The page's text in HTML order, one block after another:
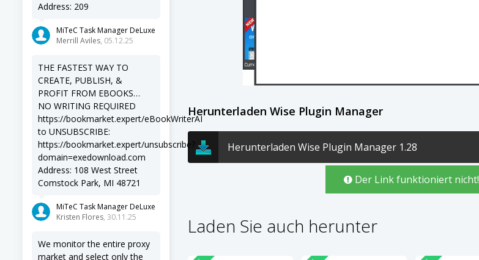
Address: 209
MiTeC Task Manager DeLuxe
Merrill Aviles, 05.12.25
THE FASTEST WAY TO
CREATE, PUBLISH, &
PROFIT FROM EBOOKS…
NO WRITING REQUIRED
https://bookmarket.expert/eBookWriterAI
to UNSUBSCRIBE:
https://bookmarket.expert/unsubscribe?
domain=exedownload.com
Address: 108 West Street
Comstock Park, MI 48721
MiTeC Task Manager DeLuxe
Kristen Flores, 30.11.25
We monitor the entire proxy
market and select only the
Herunterladen Wise Plugin Manager
Herunterladen Wise Plugin Manager 1.28
Der Link funktioniert nicht!
Laden Sie auch herunter